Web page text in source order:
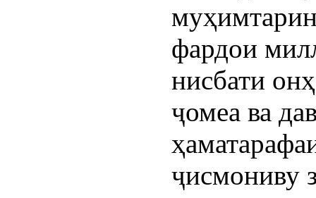
фардои
нисбати
ҷомеа ва
ҷисмониву